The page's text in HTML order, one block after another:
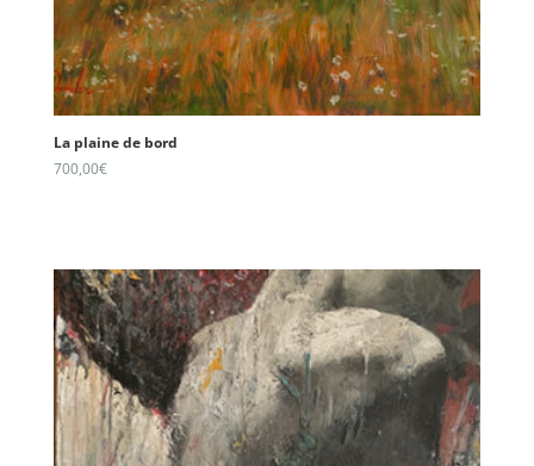
La plaine de bord
700,00€